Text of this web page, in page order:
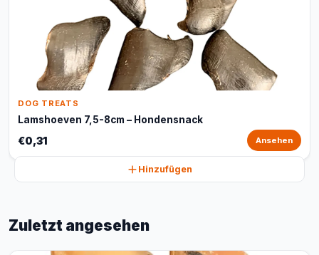
DOG TREATS
Lamshoeven 7,5-8cm – Hondensnack
€0,31 Ansehen
Hinzufügen
Zuletzt angesehen